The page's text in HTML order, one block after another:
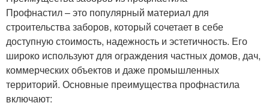
Профнастил – это популярный материал для
строительства заборов, который сочетает в себе
доступную стоимость, надежность и эстетичность. Его
широко используют для ограждения частных домов, дач,
коммерческих объектов и даже промышленных
территорий. Основные преимущества профнастила
включают: